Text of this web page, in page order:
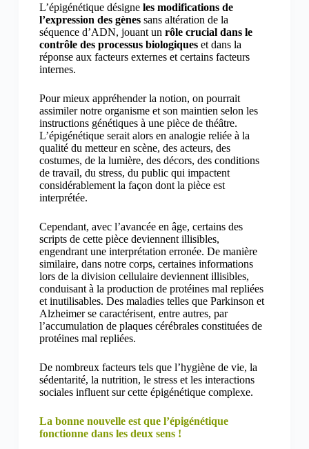
L’épigénétique désigne les modifications de
l’expression des gènessans altération de la
séquence d’ADN, jouant un rôle crucial dans le
contrôle des processus biologiqueset dans la
réponse aux facteurs externes et certains facteurs
internes.
Pour mieux appréhender la notion, on pourrait
assimiler notre organisme et son maintien selon les
instructions génétiques à une pièce de théâtre.
L’épigénétique serait alors en analogie reliée à la
qualité du metteur en scène, des acteurs, des
costumes, de la lumière, des décors, des conditions
de travail, du stress, du public qui impactent
considérablement la façon dont la pièce est
interprétée.
Cependant, avec l’avancée en âge, certains des
scripts de cette pièce deviennent illisibles,
engendrant une interprétation erronée. De manière
similaire, dans notre corps, certaines informations
lors de la division cellulaire deviennent illisibles,
conduisant à la production de protéines mal repliées
et inutilisables. Des maladies telles que Parkinson et
Alzheimer se caractérisent, entre autres, par
l’accumulation de plaques cérébrales constituées de
protéines mal repliées.
De nombreux facteurs tels que l’hygiène de vie, la
sédentarité, la nutrition, le stress et les interactions
sociales influent sur cette épigénétique complexe.
La bonne nouvelle est que l’épigénétique
fonctionne dans les deux sens !